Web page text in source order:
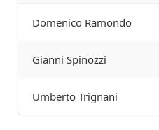
Domenico Ramondo
Gianni Spinozzi
Umberto Trignani